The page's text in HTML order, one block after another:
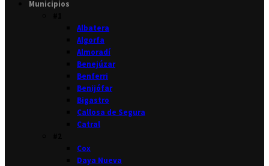
Municipios
Albatera
Algorfa
Almoradí
Benejúzar
Benferri
Benijófar
Bigastro
Callosa de Segura
Catral
Cox
Daya Nueva